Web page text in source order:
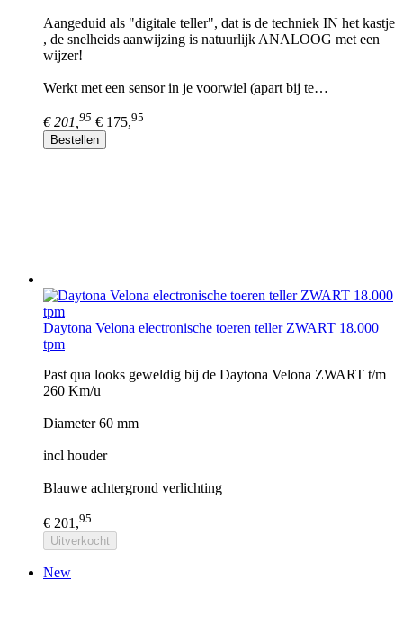
Aangeduid als "digitale teller", dat is de techniek IN het kastje
, de snelheids aanwijzing is natuurlijk ANALOOG met een
wijzer!
Werkt met een sensor in je voorwiel (apart bij te…
€ 201, 95 € 175,95
Bestellen
Daytona Velona electronische toeren teller ZWART 18.000
tpm
Past qua looks geweldig bij de Daytona Velona ZWART t/m
260 Km/u
Diameter 60 mm
incl houder
Blauwe achtergrond verlichting
€ 201,95
Uitverkocht
New